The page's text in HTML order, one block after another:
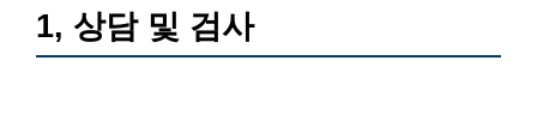
1, 상담 및 검사